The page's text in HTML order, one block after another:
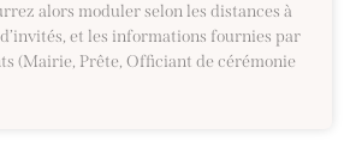
alors moduler selon les distances à
et les informations fournies par
(Mairie, Prête, Officiant de cérémonie